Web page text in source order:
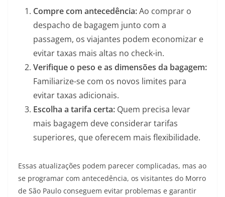
Compre com antecedência:Ao comprar o
despacho de bagagem junto com a
passagem, os viajantes podem economizar e
evitar taxas mais altas no check-in.
Verifique o peso e as dimensões da bagagem:
Familiarize-se com os novos limites para
evitar taxas adicionais.
Escolha a tarifa certa: Quem precisa levar
mais bagagem deve considerar tarifas
superiores, que oferecem mais flexibilidade.
Essas atualizações podem parecer complicadas, mas ao
se programar com antecedência, os visitantes do Morro
de São Paulo conseguem evitar problemas e garantir